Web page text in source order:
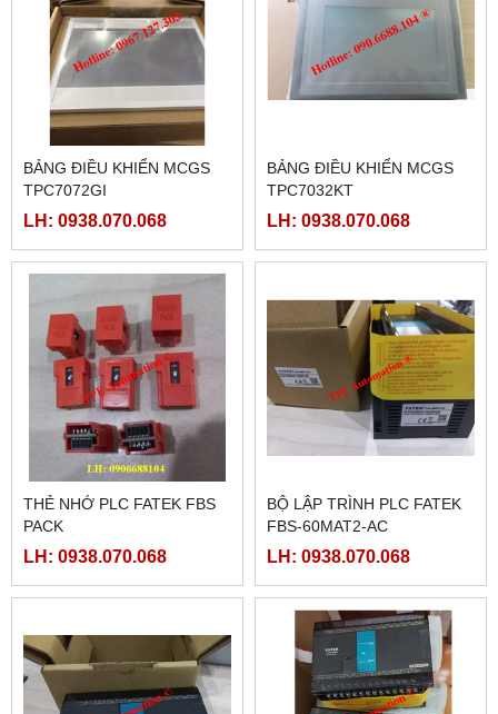
BẢNG ĐIỀU KHIỂN MCGS
TPC7072GI
LH: 0938.070.068
BẢNG ĐIỀU KHIỂN MCGS
TPC7032KT
LH: 0938.070.068
THẺ NHỚ PLC FATEK FBS
PACK
LH: 0938.070.068
BỘ LẬP TRÌNH PLC FATEK
FBS-60MAT2-AC
LH: 0938.070.068